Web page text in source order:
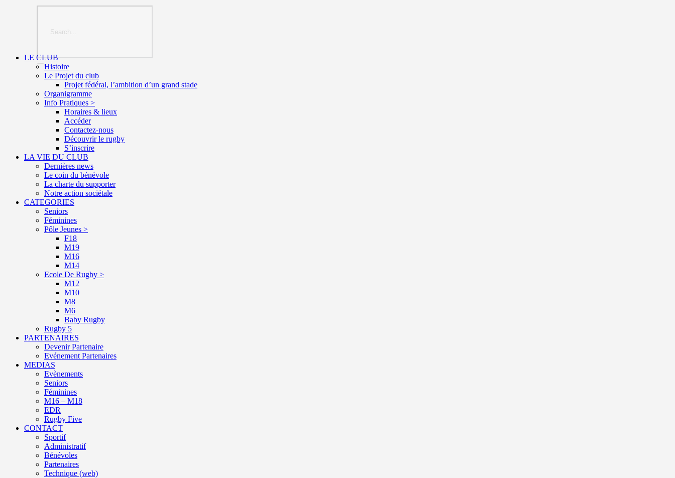
LE CLUB
Histoire
Le Projet du club
Projet fédéral, l’ambition d’un grand stade
Organigramme
Info Pratiques >
Horaires & lieux
Accéder
Contactez-nous
Découvrir le rugby
S’inscrire
LA VIE DU CLUB
Dernières news
Le coin du bénévole
La charte du supporter
Notre action sociétale
CATEGORIES
Seniors
Féminines
Pôle Jeunes >
F18
M19
M16
M14
Ecole De Rugby >
M12
M10
M8
M6
Baby Rugby
Rugby 5
PARTENAIRES
Devenir Partenaire
Evénement Partenaires
MEDIAS
Evènements
Seniors
Féminines
M16 – M18
EDR
Rugby Five
CONTACT
Sportif
Administratif
Bénévoles
Partenaires
Technique (web)